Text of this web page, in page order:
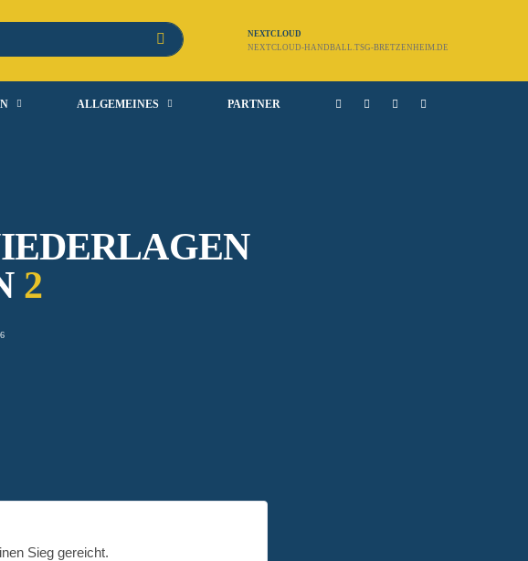
NEXTCLOUD
NEXTCLOUD-HANDBALL.TSG-BRETZENHEIM.DE
ALLGEMEINES PARTNER
2
Sieg gereicht.